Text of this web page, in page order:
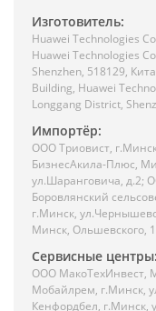
Изготовитель:
Huawei Technologies
Huawei Technologies
Shenzhen, 518129,
Building, Huawei
Longgang District,
Импортёр:
ООО Триовист,
БизнесАкила-Плюс,
ул.Шаранговича, д.2;
Боровлянский
г.Минск,
Минск, Ольшевского,
Сервисные центры:
ООО МакоТехИнвест,
Мобайлрем, г.Минск,
Кенфордбел, г.Минск,